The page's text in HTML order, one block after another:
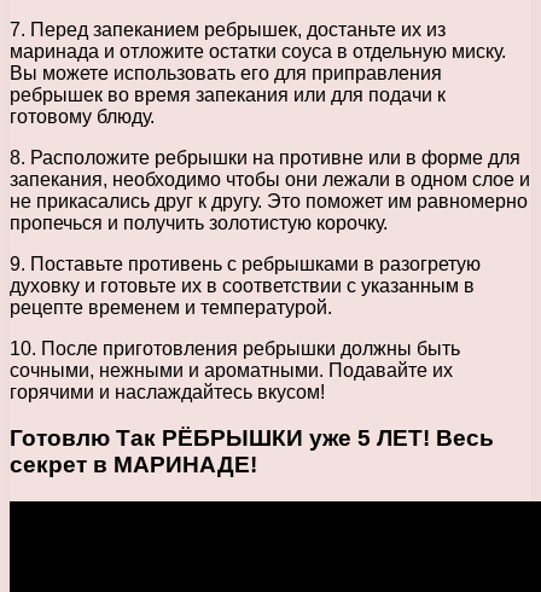
7. Перед запеканием ребрышек, достаньте их из
маринада и отложите остатки соуса в отдельную миску.
Вы можете использовать его для приправления
ребрышек во время запекания или для подачи к
готовому блюду.
8. Расположите ребрышки на противне или в форме для
запекания, необходимо чтобы они лежали в одном слое и
не прикасались друг к другу. Это поможет им равномерно
пропечься и получить золотистую корочку.
9. Поставьте противень с ребрышками в разогретую
духовку и готовьте их в соответствии с указанным в
рецепте временем и температурой.
10. После приготовления ребрышки должны быть
сочными, нежными и ароматными. Подавайте их
горячими и наслаждайтесь вкусом!
Готовлю Так РЁБРЫШКИ уже 5 ЛЕТ! Весь
секрет в МАРИНАДЕ!